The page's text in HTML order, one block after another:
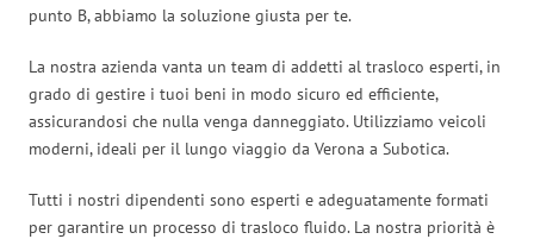
punto B, abbiamo la soluzione giusta per te.
La nostra azienda vanta un team di addetti al trasloco esperti, in
grado di gestire i tuoi beni in modo sicuro ed efficiente,
assicurandosi che nulla venga danneggiato. Utilizziamo veicoli
moderni, ideali per il lungo viaggio da Verona a Subotica.
Tutti i nostri dipendenti sono esperti e adeguatamente formati
per garantire un processo di trasloco fluido. La nostra priorità è